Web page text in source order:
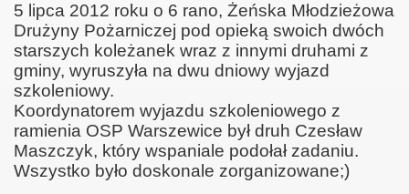
5 lipca 2012 roku o 6 rano, Żeńska Młodzieżowa
Drużyny Pożarniczej pod opieką swoich dwóch
starszych koleżanek wraz z innymi druhami z
gminy, wyruszyła na dwu dniowy wyjazd
szkoleniowy.
Koordynatorem wyjazdu szkoleniowego z
ramienia OSP Warszewice był druh Czesław
Maszczyk, który wspaniale podołał zadaniu.
Wszystko było doskonale zorganizowane;)
2016